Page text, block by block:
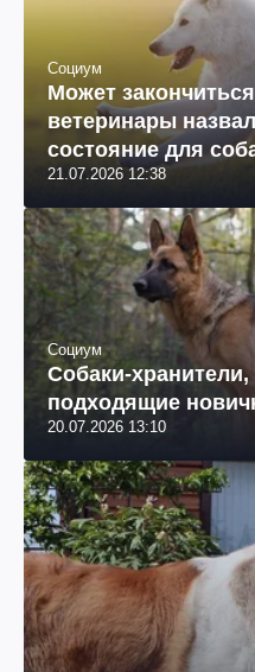
Социум
Может
ветеринары
состояние для
21.07.2026 12:38
Социум
Собаки-
подходящие
20.07.2026 13:10